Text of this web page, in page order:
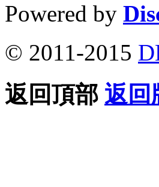
Powered by
© 2011-2015
返回頂部 返回